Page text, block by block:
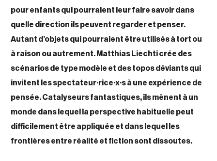
pour enfants qui pourraient leur faire savoir dans
quelle direction ils peuvent regarder et penser.
Autant d’objets qui pourraient être utilisés à tort ou
à raison ou autrement. Matthias Liechti crée des
scénarios de type modèle et des topos déviants qui
invitent les spectateur·rice·x·s à une expérience de
pensée. Catalyseurs fantastiques, ils mènent à un
monde dans lequel la perspective habituelle peut
difficilement être appliquée et dans lequel les
frontières entre réalité et fiction sont dissoutes.